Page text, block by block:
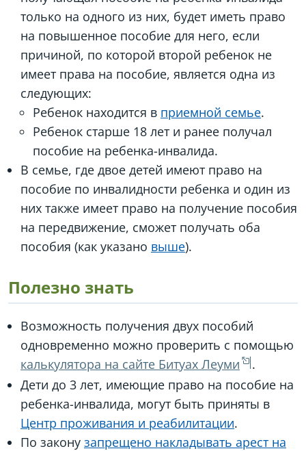
только на одного из них, будет иметь право
на повышенное пособие для него, если
причиной, по которой второй ребенок не
имеет права на пособие, является одна из
следующих:
Ребенок находится в приемной семье.
Ребенок старше 18 лет и ранее получал
пособие на ребенка-инвалида.
В семье, где двое детей имеют право на
пособие по инвалидности ребенка и один из
них также имеет право на получение пособия
на передвижение, сможет получать оба
пособия (как указано выше).
Полезно знать
Возможность получения двух пособий
одновременно можно проверить с помощью
калькулятора на сайте Битуах Леуми
.
Дети до 3 лет, имеющие право на пособие на
ребенка-инвалида, могут быть приняты в
Центр проживания и реабилитации.
По закону запрещено накладывать арест на